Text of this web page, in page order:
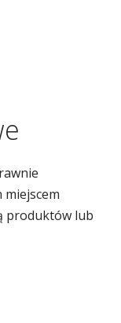
miejscem
produktów lub